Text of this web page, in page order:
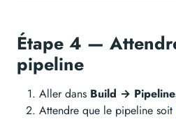
Étape 4 —
pipeline
Aller dans Build →
Attendre que le pipeline soit